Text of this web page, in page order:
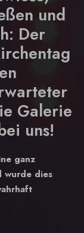
und
Der
Galerie
uns!
ganz
wurde dies